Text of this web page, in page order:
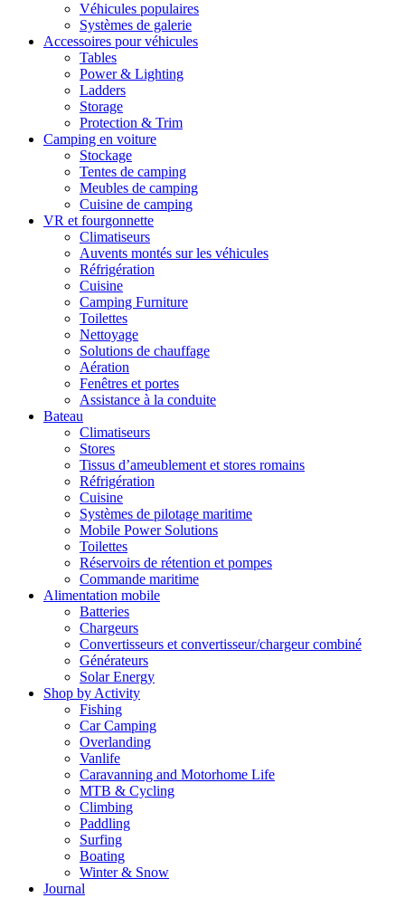
Véhicules populaires
Systèmes de galerie
Accessoires pour véhicules
Tables
Power & Lighting
Ladders
Storage
Protection & Trim
Camping en voiture
Stockage
Tentes de camping
Meubles de camping
Cuisine de camping
VR et fourgonnette
Climatiseurs
Auvents montés sur les véhicules
Réfrigération
Cuisine
Camping Furniture
Toilettes
Nettoyage
Solutions de chauffage
Aération
Fenêtres et portes
Assistance à la conduite
Bateau
Climatiseurs
Stores
Tissus d’ameublement et stores romains
Réfrigération
Cuisine
Systèmes de pilotage maritime
Mobile Power Solutions
Toilettes
Réservoirs de rétention et pompes
Commande maritime
Alimentation mobile
Batteries
Chargeurs
Convertisseurs et convertisseur/chargeur combiné
Générateurs
Solar Energy
Shop by Activity
Fishing
Car Camping
Overlanding
Vanlife
Caravanning and Motorhome Life
MTB & Cycling
Climbing
Paddling
Surfing
Boating
Winter & Snow
Journal